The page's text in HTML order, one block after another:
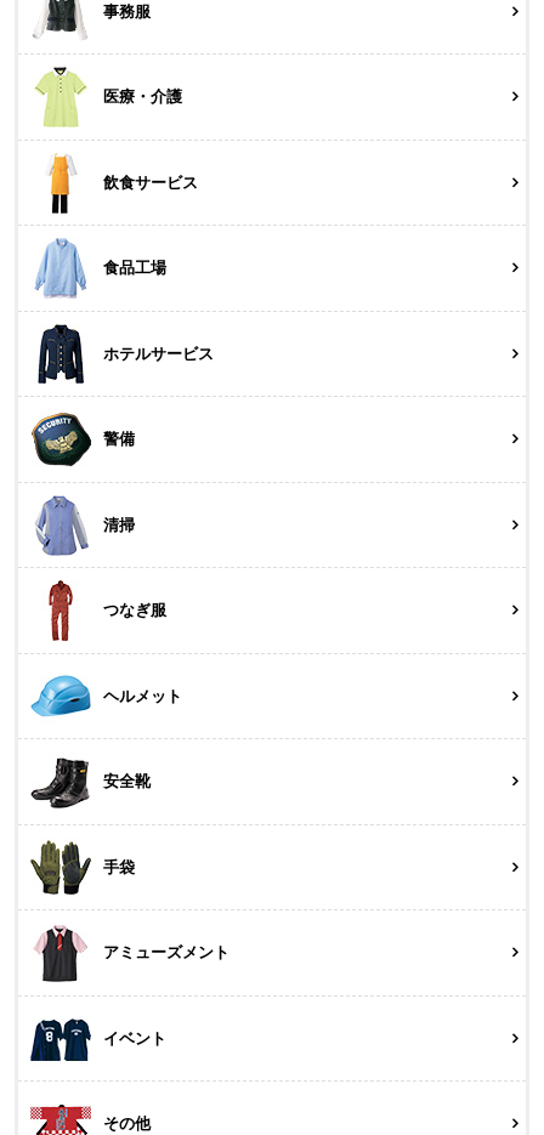
事務服
医療・介護
飲食サービス
食品工場
ホテルサービス
警備
清掃
つなぎ服
ヘルメット
安全靴
手袋
アミューズメント
イベント
その他